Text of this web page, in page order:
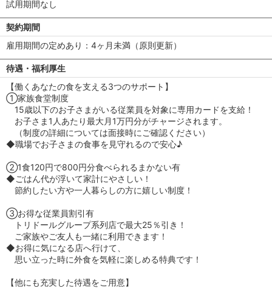
試用期間なし
契約期間
雇用期間の定めあり：4ヶ月未満（原則更新）
待遇・福利厚生
【働くあなたの食を支える3つのサポート】
①家族食堂制度
15歳以下のお子さまがいる従業員を対象に専用カードを支給！
お子さま1人あたり最大月1万円分がチャージされます。
（制度の詳細については面接時にご確認ください）
◆職場でお子さまの食事を見守れるので安心♪
②1食120円で800円分食べられるまかない有
◆ごはん代が浮いて家計にやさしい！
節約したい方や一人暮らしの方に嬉しい制度！
③お得な従業員割引有
トリドールグループ系列店で最大25％引き！
ご家族やご友人も一緒に利用できます！
◆お得に気になる店へ行けて、
思い立った時に外食を気軽に楽しめる特典です！
【他にも充実した待遇をご用意】